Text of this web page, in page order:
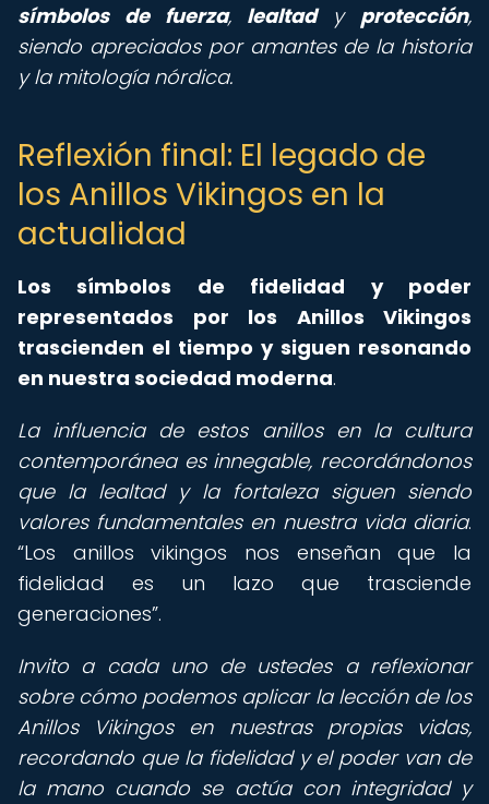
símbolos de fuerza, lealtady protección,
siendo apreciados por amantes de la historia
y la mitología nórdica.
Reflexión final: El legado de
los Anillos Vikingos en la
actualidad
Los símbolos de fidelidad y poder
representados por los Anillos Vikingos
trascienden el tiempo y siguen resonando
en nuestra sociedad moderna.
La influencia de estos anillos en la cultura
contemporánea es innegable, recordándonos
que la lealtad y la fortaleza siguen siendo
valores fundamentales en nuestra vida diaria.
Los anillos vikingos nos enseñan que la
fidelidad es un lazo que trasciende
generaciones .
Invito a cada uno de ustedes a reflexionar
sobre cómo podemos aplicar la lección de los
Anillos Vikingos en nuestras propias vidas,
recordando que la fidelidad y el poder van de
la mano cuando se actúa con integridad y